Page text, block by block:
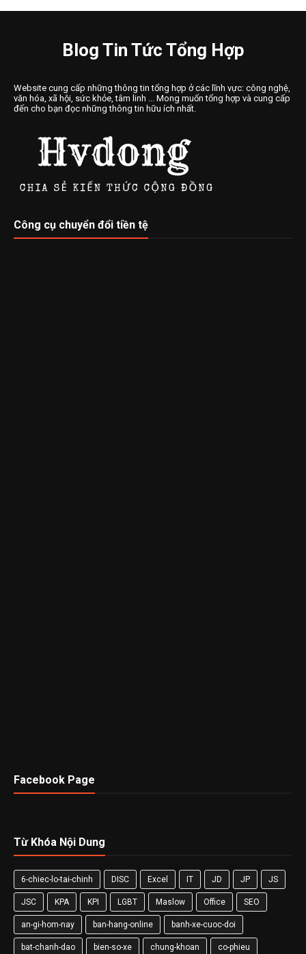
Blog Tin Tức Tổng Hợp
Website cung cấp những thông tin tổng hợp ở các lĩnh vực: công nghệ,
văn hóa, xã hội, sức khỏe, tâm linh ... Mong muốn tổng hợp và cung cấp
đến cho bạn đọc những thông tin hữu ích nhất.
Công cụ chuyển đổi tiền tệ
Facebook Page
Từ Khóa Nội Dung
6-chiec-lo-tai-chinh DISC Excel IT JD JP JS
JSC KPA KPI LGBT Maslow Office SEO
an-gi-hom-nay ban-hang-online banh-xe-cuoc-doi
bat-chanh-dao bien-so-xe chung-khoan co-phieu